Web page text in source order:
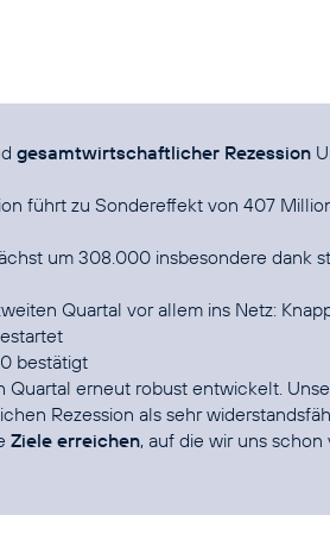
gesamtwirtschaftlicher Rezession
führt zu Sondereffekt von 407
um 308.000 insbesondere dank
Quartal vor allem ins Netz:
bestätigt
Quartal erneut robust entwickelt.
Rezession als sehr
Ziele erreichen, auf die wir uns